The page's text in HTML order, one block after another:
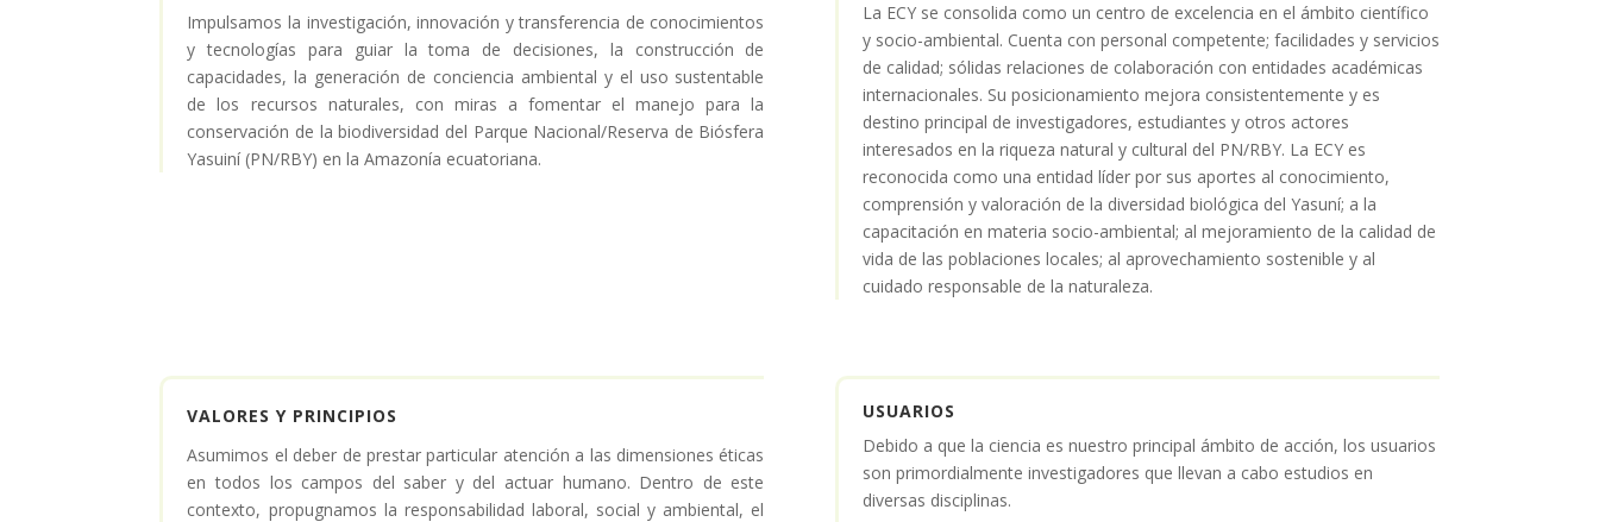
Impulsamos la investigación, innovación y transferencia de conocimientos
y tecnologías para guiar la toma de decisiones, la construcción de
capacidades, la generación de conciencia ambiental y el uso sustentable
de los recursos naturales, con miras a fomentar el manejo para la
conservación de la biodiversidad del Parque Nacional/Reserva de Biósfera
Yasuiní (PN/RBY) en la Amazonía ecuatoriana.
La ECY se consolida como un centro de excelencia en el ámbito científico
y socio-ambiental. Cuenta con personal competente; facilidades y servicios
de calidad; sólidas relaciones de colaboración con entidades académicas
internacionales. Su posicionamiento mejora consistentemente y es
destino principal de investigadores, estudiantes y otros actores
interesados en la riqueza natural y cultural del PN/RBY. La ECY es
reconocida como una entidad líder por sus aportes al conocimiento,
comprensión y valoración de la diversidad biológica del Yasuní; a la
capacitación en materia socio-ambiental; al mejoramiento de la calidad de
vida de las poblaciones locales; al aprovechamiento sostenible y al
cuidado responsable de la naturaleza.
VALORES Y PRINCIPIOS
Asumimos el deber de prestar particular atención a las dimensiones éticas
en todos los campos del saber y del actuar humano. Dentro de este
contexto, propugnamos la responsabilidad laboral, social y ambiental, el
USUARIOS
Debido a que la ciencia es nuestro principal ámbito de acción, los usuarios
son primordialmente investigadores que llevan a cabo estudios en
diversas disciplinas.